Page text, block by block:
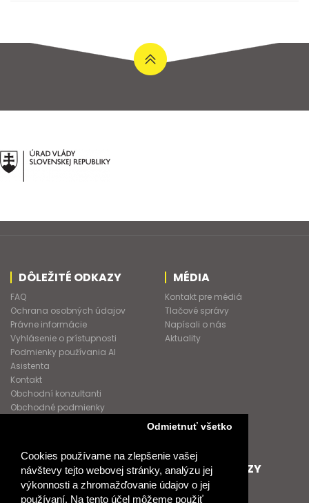
Cookies používame na zlepšenie vašej
návštevy tejto webovej stránky, analýzu jej
výkonnosti a zhromažďovanie údajov o jej
používaní. Na tento účel môžeme použiť
Odmietnuť všetko
DÔLEŽITÉ ODKAZY
FAQ
Ochrana osobných údajov
Právne informácie
Vyhlásenie o prístupnosti
Podmienky používania AI
Asistenta
Kontakt
Obchodní konzultanti
Obchodné podmienky
MÉDIA
Kontakt pre médiá
Tlačové správy
Napísali o nás
Aktuality
SPOLUPRACUJEME
Podporujeme
ĎALŠIE ODKAZY
O Raabe